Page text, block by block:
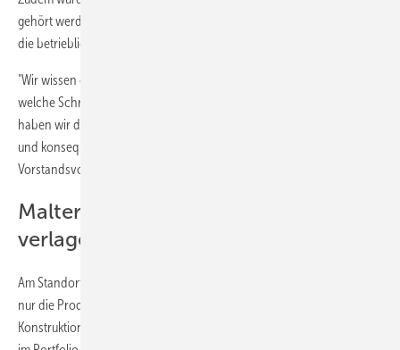
gehört werden. Eine ergänzende Konzernbetriebsvereinbarung regelt
die betriebliche Umsetzung an den einzelnen Standorten.
"Wir wissen genau, welche Herausforderungen vor uns liegen und
welche Schritte jetzt erforderlich sind. Mit dem Zukunftstarifvertrag
haben wir die Grundlage geschaffen, die Transformation gemeinsam
und konsequent umzusetzen", erklärte Gregor Baumbusch,
Vorstandsvorsitzender der Weinig Gruppe.
Malterdingen: Produktion wird
verlagert, Service bleibt
Am Standort Malterdingen soll im Zuge der strukturellen Anpassungen
nur die Produktion eingestellt werden. Vertrieb, Service und
Konstruktion bleiben dort erhalten. Die Produkte bleiben unverändert